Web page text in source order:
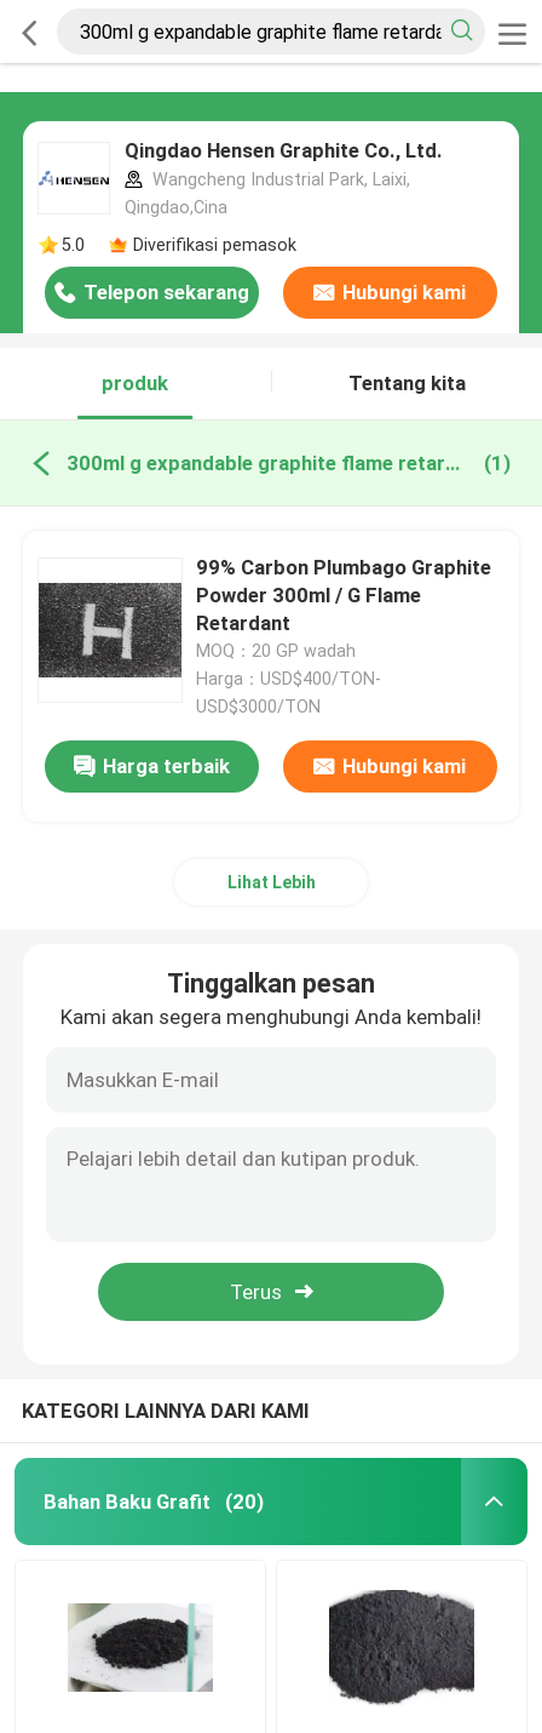
Qingdao Hensen Graphite Co., Ltd.
Wangcheng Industrial Park, Laixi,
Qingdao,Cina
5.0
Diverifikasi pemasok
Telepon sekarang Hubungi kami
produk Tentang kita
300ml g expandable graphite flame retardant pembuatan online (1)
99% Carbon Plumbago Graphite
Powder 300ml / G Flame
Retardant
MOQ：20 GP wadah
Harga：USD$400/TON-
USD$3000/TON
Harga terbaik Hubungi kami
Lihat Lebih
Tinggalkan pesan
Kami akan segera menghubungi Anda kembali!
KATEGORI LAINNYA DARI KAMI
Bahan Baku Grafit (20)